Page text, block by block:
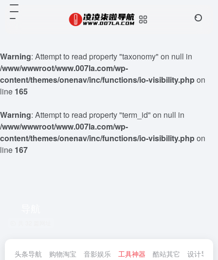
Warning: Attempt to read property "taxonomy" on null in
/www/wwwroot/www.007la.com/wp-
content/themes/onenav/inc/functions/io-visibility.phpon
line 165
Warning: Attempt to read property "term_id" on null in
/www/wwwroot/www.007la.com/wp-
content/themes/onenav/inc/functions/io-visibility.phpon
line 167
头条导航 购物淘宝 音影娱乐 工具神器 酷站其它 设计导航